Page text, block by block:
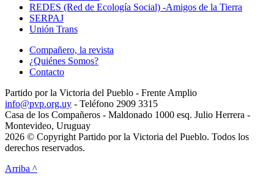
REDES (Red de Ecología Social) -Amigos de la Tierra
SERPAJ
Unión Trans
Compañero, la revista
¿Quiénes Somos?
Contacto
Partido por la Victoria del Pueblo - Frente Amplio
info@pvp.org.uy - Teléfono 2909 3315
Casa de los Compañeros - Maldonado 1000 esq. Julio Herrera -
Montevideo, Uruguay
2026 © Copyright Partido por la Victoria del Pueblo. Todos los
derechos reservados.
Arriba ^